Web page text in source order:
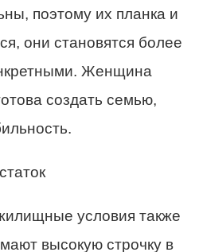
поэтому их планка и
они становятся более
Женщина
создать семью,
условия также
высокую строчку в